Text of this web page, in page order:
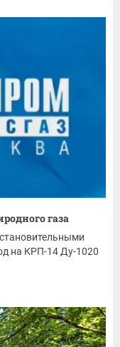
газа
на КРП-14 Ду-1020